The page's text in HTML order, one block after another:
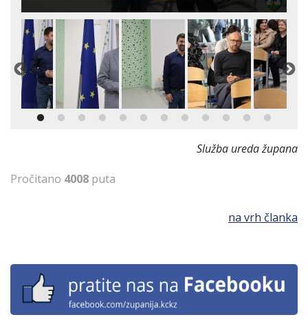
Služba ureda župana
Pročitano 4008 puta
na vrh članka